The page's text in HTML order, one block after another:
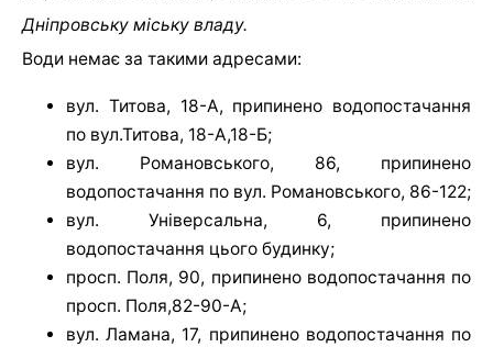
Дніпровську міську владу.
Води немає за такими адресами:
вул. Титова, 18-А, припинено водопостачання
по вул.Титова, 18-А,18-Б;
вул. Романовського, 86, припинено
водопостачання по вул. Романовського, 86-122;
вул. Універсальна, 6, припинено
водопостачання цього будинку;
просп. Поля, 90, припинено водопостачання по
просп. Поля,82-90-А;
вул. Ламана, 17, припинено водопостачання по